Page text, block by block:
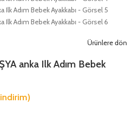
Ürünlere dön
anka Ilk Adım Bebek